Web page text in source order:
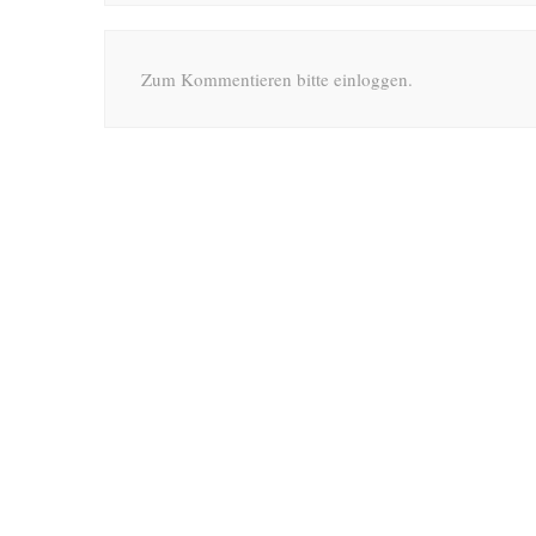
Zum Kommentieren bitte einloggen.